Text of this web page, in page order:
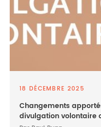
18 DÉCEMBRE 2025
Changements
divulgation volontaire